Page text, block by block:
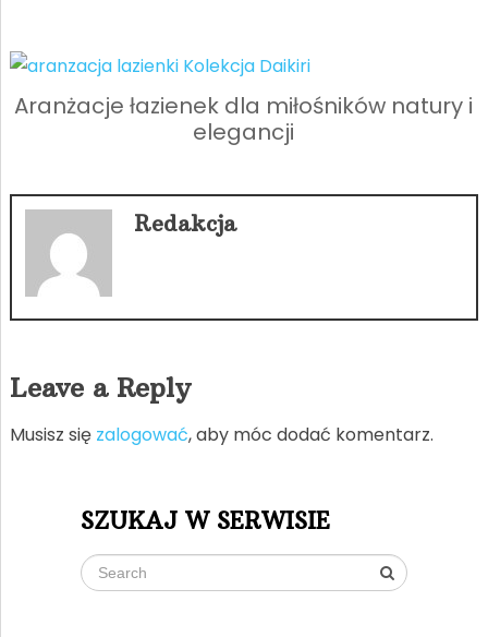
Aranżacje łazienek dla miłośników natury i
elegancji
Redakcja
Leave a Reply
Musisz się zalogować, aby móc dodać komentarz.
SZUKAJ W SERWISIE